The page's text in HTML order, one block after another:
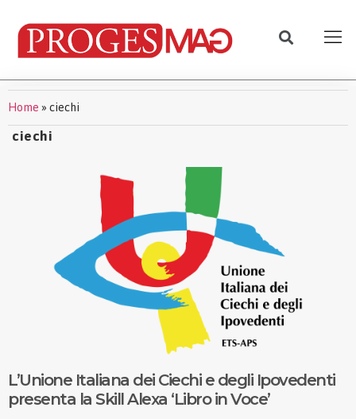
Home » ciechi
ciechi
L’Unione Italiana dei Ciechi e degli Ipovedenti
presenta la Skill Alexa ‘Libro in Voce’